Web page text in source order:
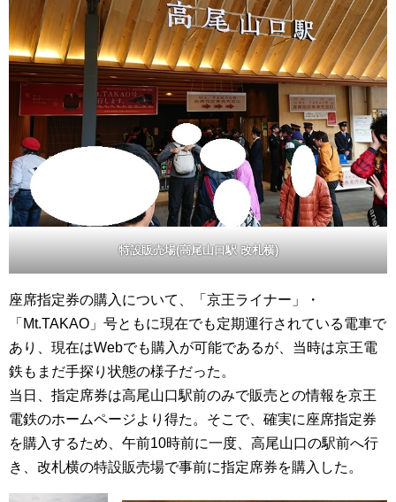
特設販売場(高尾山口駅 改札横)
座席指定券の購入について、「京王ライナー」・
「Mt.TAKAO」号ともに現在でも定期運行されている電車で
あり、現在はWebでも購入が可能であるが、当時は京王電
鉄もまだ手探り状態の様子だった。
当日、指定席券は高尾山口駅前のみで販売との情報を京王
電鉄のホームページより得た。そこで、確実に座席指定券
を購入するため、午前10時前に一度、高尾山口の駅前へ行
き、改札横の特設販売場で事前に指定席券を購入した。